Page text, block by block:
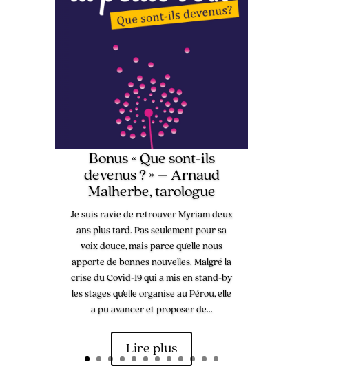
Bonus « Que sont-ils
devenus ? » – Arnaud
Malherbe, tarologue
Je suis ravie de retrouver Myriam deux
ans plus tard. Pas seulement pour sa
voix douce, mais parce qu’elle nous
apporte de bonnes nouvelles. Malgré la
crise du Covid-19 qui a mis en stand-by
les stages qu’elle organise au Pérou, elle
a pu avancer et proposer de...
Lire plus